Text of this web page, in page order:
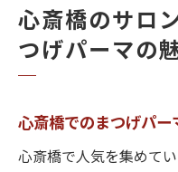
心斎橋のサロ
つげパーマの
心斎橋でのまつげパー
心斎橋で人気を集めて